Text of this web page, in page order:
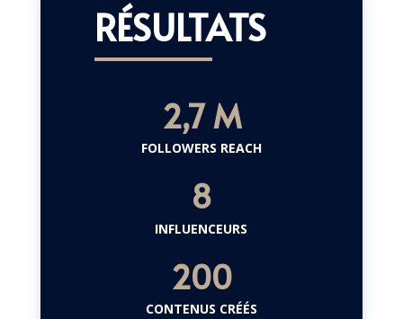
RÉSULTATS
2,7 M
FOLLOWERS REACH
8
INFLUENCEURS
200
CONTENUS CRÉÉS